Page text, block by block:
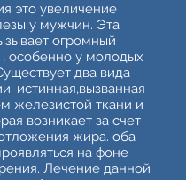
это увеличение
у мужчин. Эта
огромный
особенно у молодых
два вида
истинная,вызванная
железистой ткани и
возникает за счет
жира. оба
на фоне
Лечение данной